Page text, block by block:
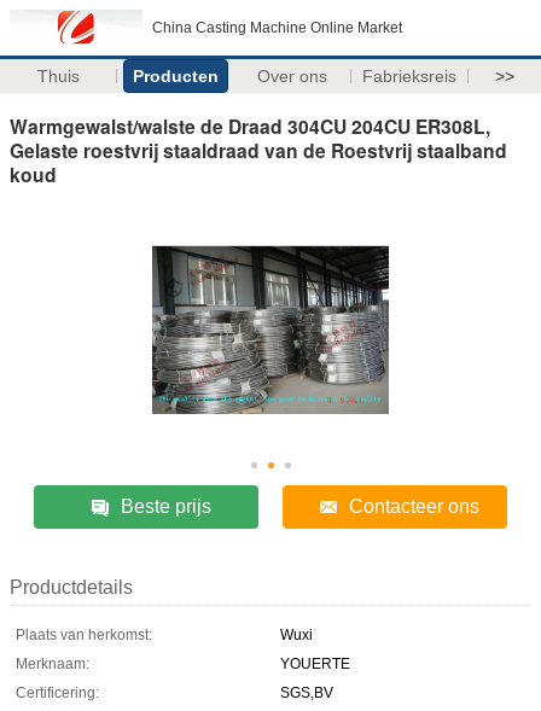
China Casting Machine Online Market
Thuis Producten Over ons Fabrieksreis >>
Warmgewalst/walste de Draad 304CU 204CU ER308L,
Gelaste roestvrij staaldraad van de Roestvrij staalband
koud
Beste prijs Contacteer ons
Productdetails
Plaats van herkomst:
Wuxi
Merknaam:
YOUERTE
Certificering:
SGS,BV